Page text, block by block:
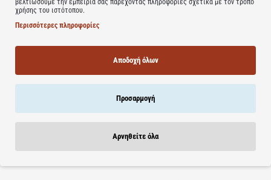
Οδηγίες Χρήσης:Εφαρμόστε το σαμπουάν στο τριχωτό και σε
επαφής με τα μάτια,ξεπλύνετε αμέσως με άφθονο νερό.
Σχετικά Προϊόντα Bestsellers Είδατε Πρόσφατα
χρήσης του ιστότοπου.
Περισσότερες πληροφορίες
Αποδοχή όλων
Προσαρμογή
Αρνηθείτε όλα